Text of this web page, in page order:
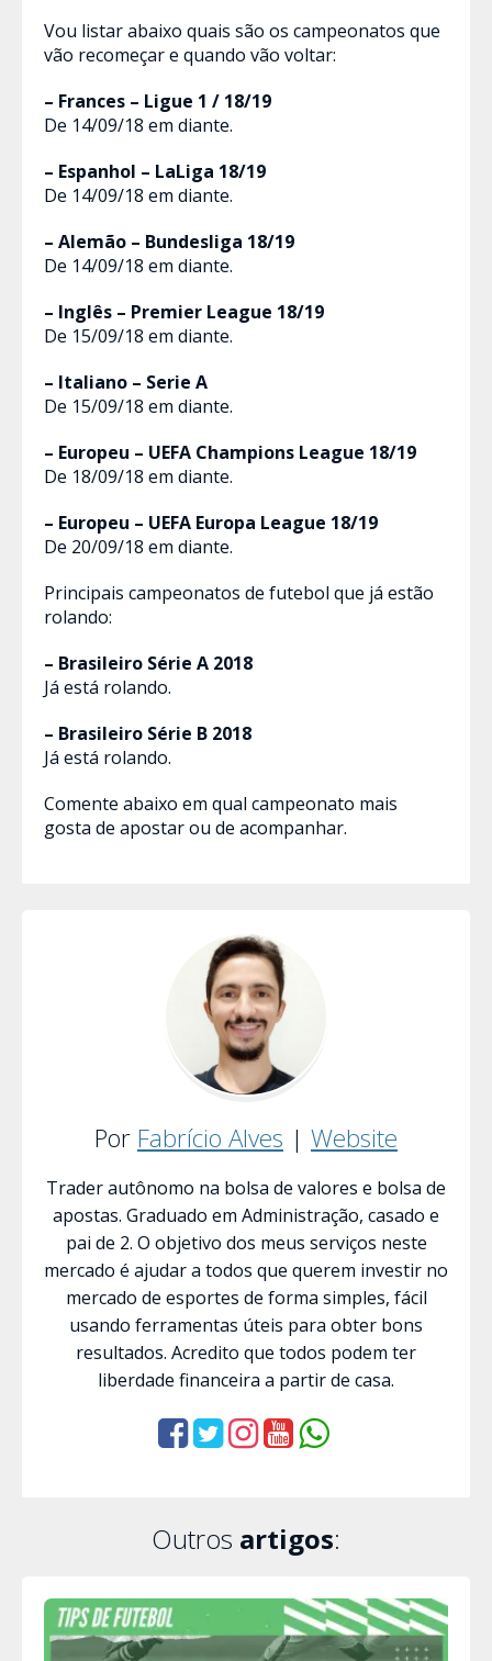
Vou listar abaixo quais são os campeonatos que
vão recomeçar e quando vão voltar:
– Frances – Ligue 1 / 18/19
De 14/09/18 em diante.
– Espanhol – LaLiga 18/19
De 14/09/18 em diante.
– Alemão – Bundesliga 18/19
De 14/09/18 em diante.
– Inglês – Premier League 18/19
De 15/09/18 em diante.
– Italiano – Serie A
De 15/09/18 em diante.
– Europeu – UEFA Champions League 18/19
De 18/09/18 em diante.
– Europeu – UEFA Europa League 18/19
De 20/09/18 em diante.
Principais campeonatos de futebol que já estão
rolando:
– Brasileiro Série A 2018
Já está rolando.
– Brasileiro Série B 2018
Já está rolando.
Comente abaixo em qual campeonato mais
gosta de apostar ou de acompanhar.
Por Fabrício Alves | Website
Trader autônomo na bolsa de valores e bolsa de
apostas. Graduado em Administração, casado e
pai de 2. O objetivo dos meus serviços neste
mercado é ajudar a todos que querem investir no
mercado de esportes de forma simples, fácil
usando ferramentas úteis para obter bons
resultados. Acredito que todos podem ter
liberdade financeira a partir de casa.
Outros artigos: